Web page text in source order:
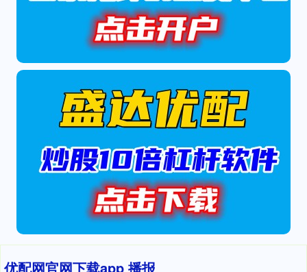
优配网官网下载app 播报